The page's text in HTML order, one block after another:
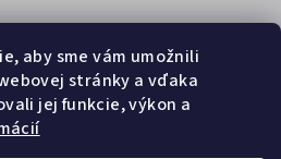
aby sme vám umožnili
stránky a vďaka
jej funkcie, výkon a